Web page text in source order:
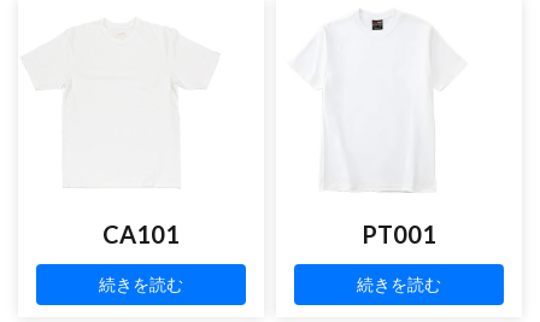
CA101
続きを読む
PT001
続きを読む